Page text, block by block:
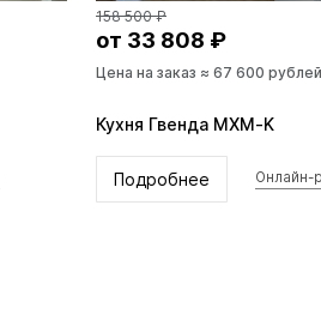
158 500 ₽
от 33 808 ₽
Цена на заказ ≈ 67 600 рублей
Кухня Гвенда MXM-K
Подробнее Онлайн-